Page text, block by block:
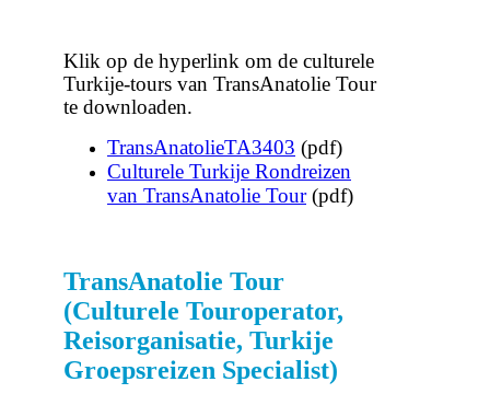
Klik op de hyperlink om de culturele
Turkije-tours van TransAnatolie Tour
te downloaden.
TransAnatolieTA3403 (pdf)
Culturele Turkije Rondreizen
van TransAnatolie Tour (pdf)
TransAnatolie Tour
(Culturele Touroperator,
Reisorganisatie, Turkije
Groepsreizen Specialist)